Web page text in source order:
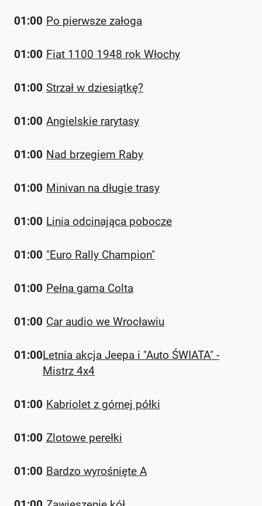
01:00 Po pierwsze załoga
01:00 Fiat 1100 1948 rok Włochy
01:00 Strzał w dziesiątkę?
01:00 Angielskie rarytasy
01:00 Nad brzegiem Raby
01:00 Minivan na długie trasy
01:00 Linia odcinająca pobocze
01:00 "Euro Rally Champion"
01:00 Pełna gama Colta
01:00 Car audio we Wrocławiu
01:00Letnia akcja Jeepa i "Auto ŚWIATA" -
Mistrz 4x4
01:00 Kabriolet z górnej półki
01:00 Zlotowe perełki
01:00 Bardzo wyrośnięte A